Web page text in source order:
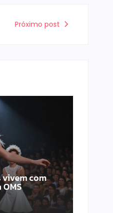
Próximo post
vivem com